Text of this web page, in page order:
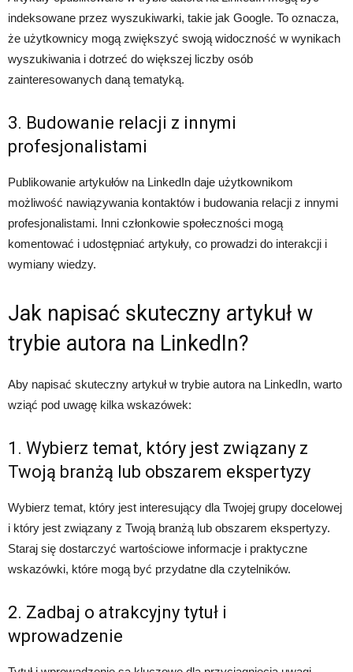
indeksowane przez wyszukiwarki, takie jak Google. To oznacza,
że użytkownicy mogą zwiększyć swoją widoczność w wynikach
wyszukiwania i dotrzeć do większej liczby osób
zainteresowanych daną tematyką.
3. Budowanie relacji z innymi
profesjonalistami
Publikowanie artykułów na LinkedIn daje użytkownikom
możliwość nawiązywania kontaktów i budowania relacji z innymi
profesjonalistami. Inni członkowie społeczności mogą
komentować i udostępniać artykuły, co prowadzi do interakcji i
wymiany wiedzy.
Jak napisać skuteczny artykuł w
trybie autora na LinkedIn?
Aby napisać skuteczny artykuł w trybie autora na LinkedIn, warto
wziąć pod uwagę kilka wskazówek:
1. Wybierz temat, który jest związany z
Twoją branżą lub obszarem ekspertyzy
Wybierz temat, który jest interesujący dla Twojej grupy docelowej
i który jest związany z Twoją branżą lub obszarem ekspertyzy.
Staraj się dostarczyć wartościowe informacje i praktyczne
wskazówki, które mogą być przydatne dla czytelników.
2. Zadbaj o atrakcyjny tytuł i
wprowadzenie